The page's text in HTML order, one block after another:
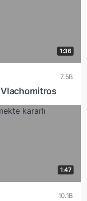
1:36
7.5B
Vlachomitros
1:47
10.1B